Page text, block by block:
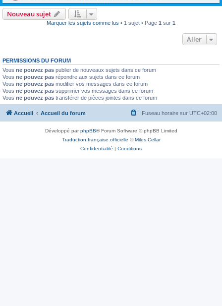
Nouveau sujet
Marquer les sujets comme lus • 1 sujet • Page 1 sur 1
Aller
PERMISSIONS DU FORUM
Vous ne pouvez pas publier de nouveaux sujets dans ce forum
Vous ne pouvez pas répondre aux sujets dans ce forum
Vous ne pouvez pas modifier vos messages dans ce forum
Vous ne pouvez pas supprimer vos messages dans ce forum
Vous ne pouvez pas transférer de pièces jointes dans ce forum
Accueil Accueil du forum Fuseau horaire sur UTC+02:00
Développé parphpBB® Forum Software © phpBB Limited
Traduction française officielle ©Miles Cellar
Confidentialité | Conditions